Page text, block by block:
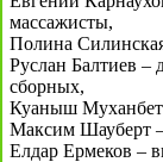
массажисты,
Полина
Руслан Балтиев –
сборных,
Куаныш
Максим Шауберт
Елдар Ермеков –